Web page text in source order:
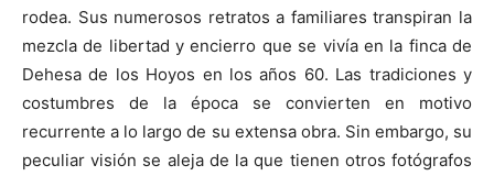
rodea. Sus numerosos retratos a familiares transpiran la
mezcla de libertad y encierro que se vivía en la finca de
Dehesa de los Hoyos en los años 60. Las tradiciones y
costumbres de la época se convierten en motivo
recurrente a lo largo de su extensa obra. Sin embargo, su
peculiar visión se aleja de la que tienen otros fotógrafos